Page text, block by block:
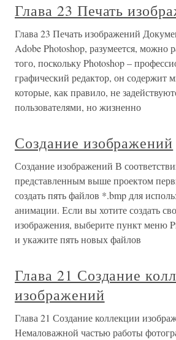
Глава 23 Печать
Глава 23 Печать изображений
Adobe Photoshop, разумеется, можно
того, поскольку Photoshop –
графический редактор, он содержит
которые, как правило, не
пользователями, но жизненно
Создание изображений
Создание изображений В
представленным выше проектом
создать пять файлов *.bmp для
анимации. Если вы хотите создать
изображения, выберите пункт меню
и укажите пять новых файлов
Глава 21 Создание
изображений
Глава 21 Создание коллекции
Немаловажной частью работы